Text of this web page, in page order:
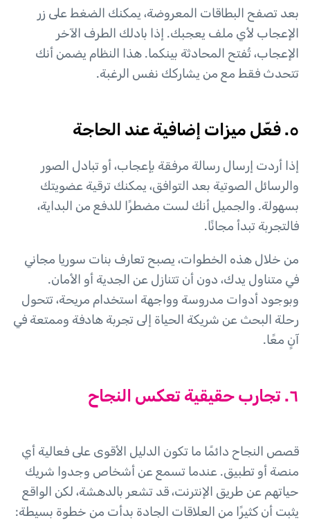
بعد تصفح البطاقات المعروضة، يمكنك الضغط على زر
الإعجاب لأي ملف يعجبك. إذا بادلك الطرف الآخر
الإعجاب، تُفتح المحادثة بينكما. هذا النظام يضمن أنك
تتحدث فقط مع من يشاركك نفس الرغبة.
٥. فعّل ميزات إضافية عند الحاجة
إذا أردت إرسال رسالة مرفقة بإعجاب، أو تبادل الصور
والرسائل الصوتية بعد التوافق، يمكنك ترقية عضويتك
بسهولة. والجميل أنك لست مضطرًا للدفع من البداية،
فالتجربة تبدأ مجانًا.
من خلال هذه الخطوات، يصبح تعارف بنات سوريا مجاني
في متناول يدك، دون أن تتنازل عن الجدية أو الأمان.
وبوجود أدوات مدروسة وواجهة استخدام مريحة، تتحول
رحلة البحث عن شريكة الحياة إلى تجربة هادفة وممتعة في
آنٍ معًا.
٦. تجارب حقيقية تعكس النجاح
قصص النجاح دائمًا ما تكون الدليل الأقوى على فعالية أي
منصة أو تطبيق. عندما تسمع عن أشخاص وجدوا شريك
حياتهم عن طريق الإنترنت، قد تشعر بالدهشة، لكن الواقع
يثبت أن كثيرًا من العلاقات الجادة بدأت من خطوة بسيطة: